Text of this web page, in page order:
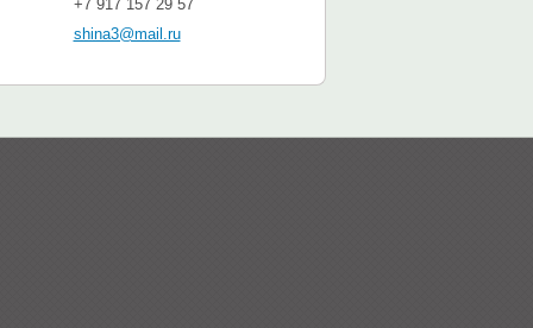
+7 917 157 29 57
shina3@mail.ru